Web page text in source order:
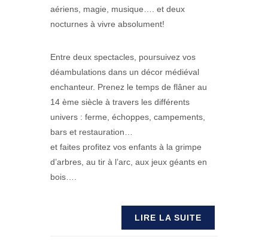
aériens, magie, musique…. et deux
nocturnes à vivre absolument!
Entre deux spectacles, poursuivez vos
déambulations dans un décor médiéval
enchanteur. Prenez le temps de flâner au
14 ème siècle à travers les différents
univers : ferme, échoppes, campements,
bars et restauration…
et faites profitez vos enfants à la grimpe
d’arbres, au tir à l’arc, aux jeux géants en
bois….
LIRE LA SUITE